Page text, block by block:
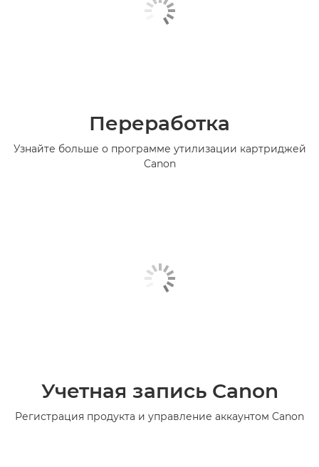
Переработка
Узнайте больше о программе утилизации картриджей
Canon
Учетная запись Canon
Регистрация продукта и управление аккаунтом Canon